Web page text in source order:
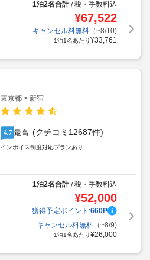
1泊2名合計/税・手数料込
¥67,522
キャンセル料無料（~8/10)
1泊1名あたり¥33,761
東京都 > 新宿
4.7 最高 (クチコミ12687件)
インボイス制度対応プランあり
1泊2名合計/税・手数料込
¥52,000
獲得予定ポイント:660P
キャンセル料無料（~8/9)
1泊1名あたり¥26,000